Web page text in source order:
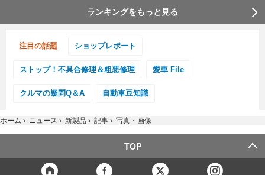
ランキングをもっと見る
注目の話題 ショップレポート
ストップ！不具合修理＆粗悪修理 愛車 File
クルマの疑問Q＆A 自動車豆知識
ホーム › ニュース › 新製品 › 記事 › 写真・画像
TOP